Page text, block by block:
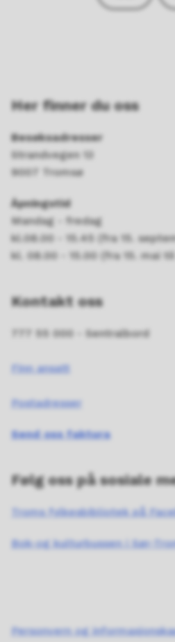
Her finner du oss
Besøksadresser
Strandvegen 13
9007 Tromsø
Åpningstid
Mandag - fredag
kl.08.00 - 15.45 (fra 15.
kl. 08.00 - 15.00 (fra 15. mai
Kontakt oss
777 55 000 - Sentralbord
Finn ansatt
Postadresser
Send oss faktura
Følg oss på sosiale
Troms fylkesbibliotek på
Bok-og kulturbussen i Sør-
Personvern og